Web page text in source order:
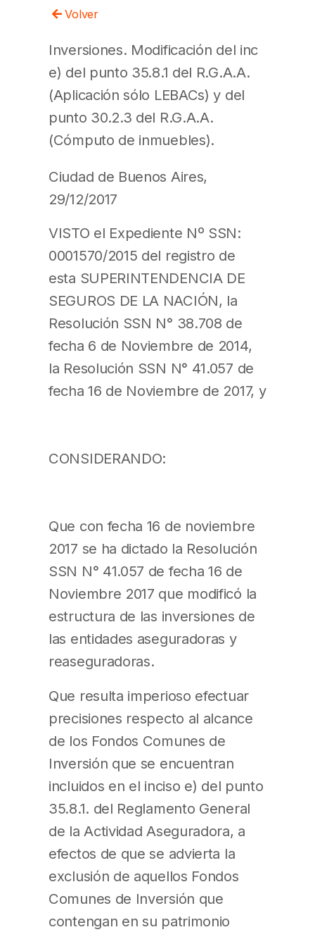
Volver
Inversiones. Modificación del inc
e) del punto 35.8.1 del R.G.A.A.
(Aplicación sólo LEBACs) y del
punto 30.2.3 del R.G.A.A.
(Cómputo de inmuebles).
Ciudad de Buenos Aires,
29/12/2017
VISTO el Expediente Nº SSN:
0001570/2015 del registro de
esta SUPERINTENDENCIA DE
SEGUROS DE LA NACIÓN, la
Resolución SSN N° 38.708 de
fecha 6 de Noviembre de 2014,
la Resolución SSN N° 41.057 de
fecha 16 de Noviembre de 2017, y
CONSIDERANDO:
Que con fecha 16 de noviembre
2017 se ha dictado la Resolución
SSN N° 41.057 de fecha 16 de
Noviembre 2017 que modificó la
estructura de las inversiones de
las entidades aseguradoras y
reaseguradoras.
Que resulta imperioso efectuar
precisiones respecto al alcance
de los Fondos Comunes de
Inversión que se encuentran
incluidos en el inciso e) del punto
35.8.1. del Reglamento General
de la Actividad Aseguradora, a
efectos de que se advierta la
exclusión de aquellos Fondos
Comunes de Inversión que
contengan en su patrimonio